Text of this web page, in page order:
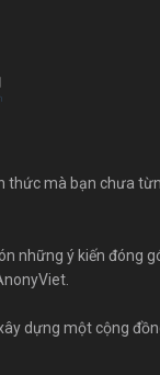
thức mà bạn chưa
những ý kiến đóng
dựng một cộng